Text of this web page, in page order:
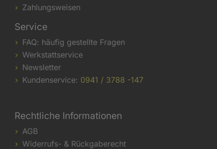
Zahlungsweisen
Service
FAQ: häufig gestellte Fragen
Werkstattservice
Newsletter
Kundenservice: 0941 / 3788 -147
Rechtliche Informationen
AGB
Widerrufs- & Rückgaberecht